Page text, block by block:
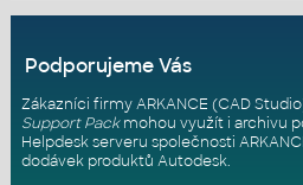
Podporujeme Vás
Zákazníci firmy ARKANCE (CAD
Support Packmohou využít i archivu
Helpdesk serveru společnosti
dodávek produktů Autodesk.